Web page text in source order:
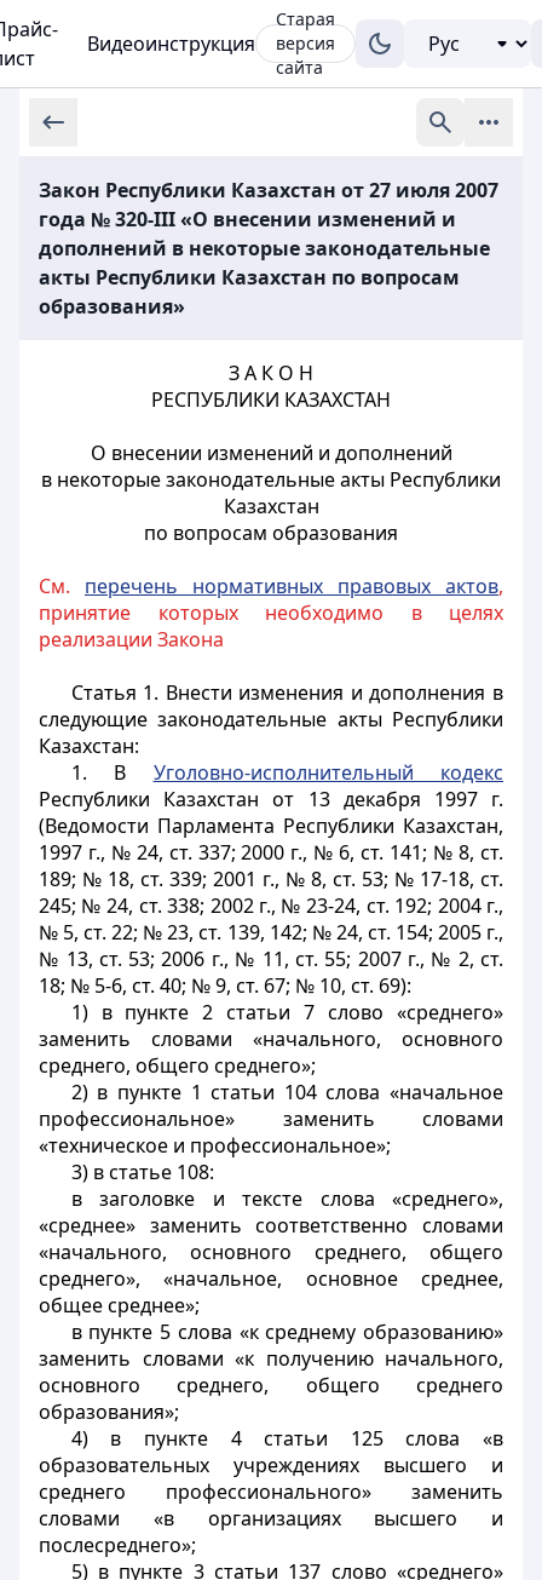
Видеоинструкция
Старая
версия
сайта
Закон Республики Казахстан от 27 июля 2007
года № 320-III «О внесении изменений и
дополнений в некоторые законодательные
акты Республики Казахстан по вопросам
образования»
З А К О Н
РЕСПУБЛИКИ КАЗАХСТАН
О внесении изменений и дополнений
в некоторые законодательные акты Республики
Казахстан
по вопросам образования
См. перечень нормативных правовых актов,
принятие которых необходимо в целях
реализации Закона
Статья 1. Внести изменения и дополнения в
следующие законодательные акты Республики
Казахстан:
1. В Уголовно-исполнительный кодекс
Республики Казахстан от 13 декабря 1997 г.
(Ведомости Парламента Республики Казахстан,
1997 г., № 24, ст. 337; 2000 г., № 6, ст. 141; № 8, ст.
189; № 18, ст. 339; 2001 г., № 8, ст. 53; № 17-18, ст.
245; № 24, ст. 338; 2002 г., № 23-24, ст. 192; 2004 г.,
№ 5, ст. 22; № 23, ст. 139, 142; № 24, ст. 154; 2005 г.,
№ 13, ст. 53; 2006 г., № 11, ст. 55; 2007 г., № 2, ст.
18; № 5-6, ст. 40; № 9, ст. 67; № 10, ст. 69):
1) в пункте 2 статьи 7 слово «среднего»
заменить словами «начального, основного
среднего, общего среднего»;
2) в пункте 1 статьи 104 слова «начальное
профессиональное» заменить словами
«техническое и профессиональное»;
3) в статье 108:
в заголовке и тексте слова «среднего»,
«среднее» заменить соответственно словами
«начального, основного среднего, общего
среднего», «начальное, основное среднее,
общее среднее»;
в пункте 5 слова «к среднему образованию»
заменить словами «к получению начального,
основного среднего, общего среднего
образования»;
4) в пункте 4 статьи 125 слова «в
образовательных учреждениях высшего и
среднего профессионального» заменить
словами «в организациях высшего и
послесреднего»;
5) в пункте 3 статьи 137 слово «среднего»